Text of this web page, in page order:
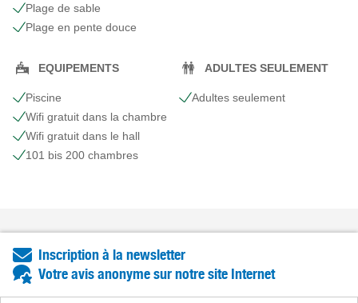
Plage de sable
Plage en pente douce
EQUIPEMENTS
Piscine
Wifi gratuit dans la chambre
Wifi gratuit dans le hall
101 bis 200 chambres
ADULTES SEULEMENT
Adultes seulement
Inscription à la newsletter
Votre avis anonyme sur notre site Internet